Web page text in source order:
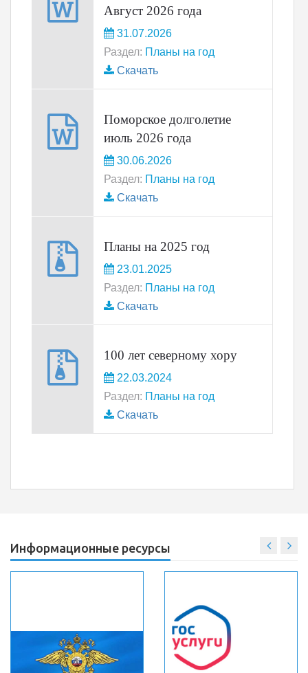
Август 2026 года
31.07.2026
Раздел: Планы на год
Скачать
Поморское долголетие
июль 2026 года
30.06.2026
Раздел: Планы на год
Скачать
Планы на 2025 год
23.01.2025
Раздел: Планы на год
Скачать
100 лет северному хору
22.03.2024
Раздел: Планы на год
Скачать
Информационные ресурсы